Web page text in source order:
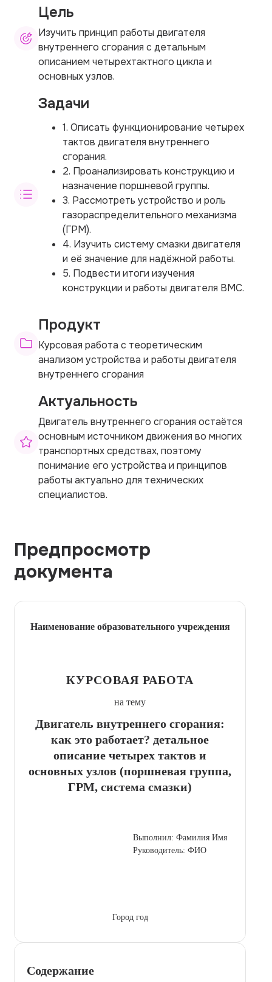
Цель
Изучить принцип работы двигателя
внутреннего сгорания с детальным
описанием четырехтактного цикла и
основных узлов.
Задачи
1. Описать функционирование четырех
тактов двигателя внутреннего
сгорания.
2. Проанализировать конструкцию и
назначение поршневой группы.
3. Рассмотреть устройство и роль
газораспределительного механизма
(ГРМ).
4. Изучить систему смазки двигателя
и её значение для надёжной работы.
5. Подвести итоги изучения
конструкции и работы двигателя ВМС.
Продукт
Курсовая работа с теоретическим
анализом устройства и работы двигателя
внутреннего сгорания
Актуальность
Двигатель внутреннего сгорания остаётся
основным источником движения во многих
транспортных средствах, поэтому
понимание его устройства и принципов
работы актуально для технических
специалистов.
Предпросмотр
документа
Наименование образовательного учреждения
КУРСОВАЯ РАБОТА
на тему
Двигатель внутреннего сгорания:
как это работает? детальное
описание четырех тактов и
основных узлов (поршневая группа,
ГРМ, система смазки)
Выполнил: Фамилия Имя
Руководитель: ФИО
Город год
Содержание